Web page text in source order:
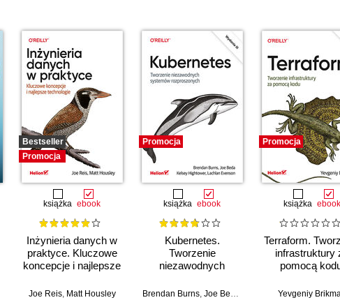
Bestseller
Promocja
książka ebook
Inżynieria danych w
praktyce. Kluczowe
koncepcje i najlepsze
Joe Reis, Matt Housley
Promocja
książka ebook
Kubernetes.
Tworzenie
niezawodnych
rozproszonych.
Brendan Burns, Joe Beda Kelsey Hightower,
Promocja
książka ebook
Terraform.
infrastruktury
pomocą
Yevgeniy